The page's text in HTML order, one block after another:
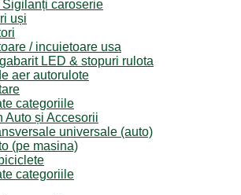
caroserie
uși
/ incuietoare usa
LED & stopuri rulota
aer autorulote
categoriile
Auto și Accesorii
universale (auto)
(pe masina)
categoriile